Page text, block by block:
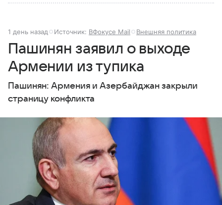
1 день назад Источник: ВФокусе Mail Внешняя политика
Пашинян заявил о выходе
Армении из тупика
Пашинян: Армения и Азербайджан закрыли
страницу конфликта